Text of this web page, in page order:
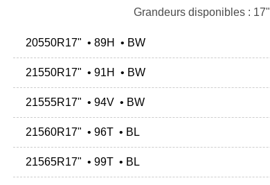
Grandeurs disponibles : 17"
20550R17" • 89H • BW
21550R17" • 91H • BW
21555R17" • 94V • BW
21560R17" • 96T • BL
21565R17" • 99T • BL